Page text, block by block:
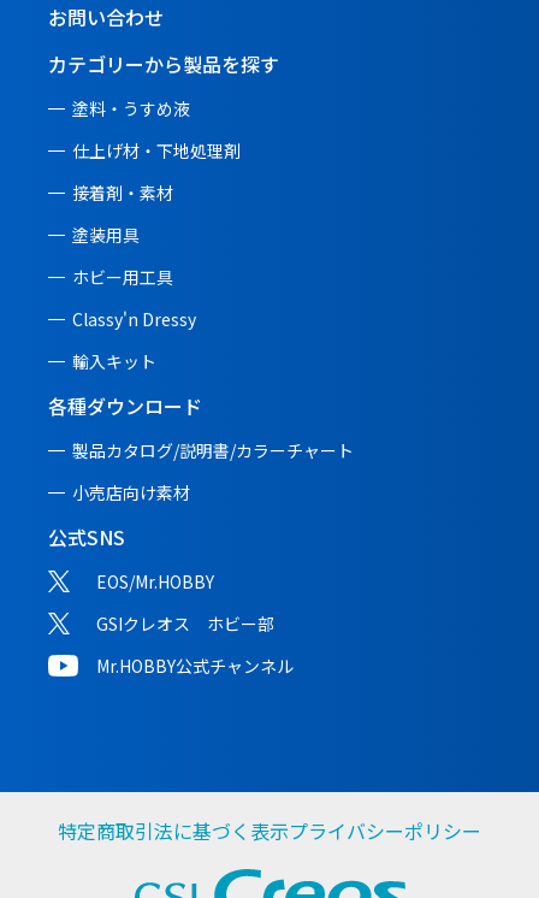
お問い合わせ
カテゴリーから製品を探す
塗料・うすめ液
仕上げ材・下地処理剤
接着剤・素材
塗装用具
ホビー用工具
Classy'n Dressy
輸入キット
各種ダウンロード
製品カタログ/説明書/カラーチャート
小売店向け素材
公式SNS
EOS/Mr.HOBBY
GSIクレオス ホビー部
Mr.HOBBY公式チャンネル
特定商取引法に基づく表示プライバシーポリシー